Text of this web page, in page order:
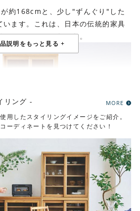
約168cmと、少し"ずんぐり"した
います。これは、日本の伝統的家具
ンのルーツにしたから。
ベースにしながら、上・下段ともに
リング - MORE
用したスタイリングイメージをご紹介。
ーディネートを見つけてください！